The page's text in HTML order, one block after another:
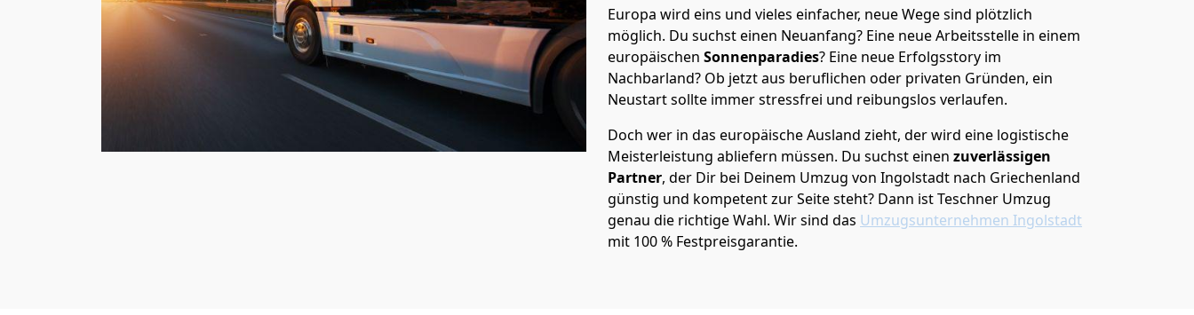
Europa wird eins und vieles einfacher, neue Wege sind plötzlich
möglich. Du suchst einen Neuanfang? Eine neue Arbeitsstelle in einem
europäischen Sonnenparadies? Eine neue Erfolgsstory im
Nachbarland? Ob jetzt aus beruflichen oder privaten Gründen, ein
Neustart sollte immer stressfrei und reibungslos verlaufen.
Doch wer in das europäische Ausland zieht, der wird eine logistische
Meisterleistung abliefern müssen. Du suchst einen zuverlässigen
Partner, der Dir bei Deinem Umzug von Ingolstadt nach Griechenland
günstig und kompetent zur Seite steht? Dann istTeschner Umzug
genau die richtige Wahl. Wir sind das Umzugsunternehmen Ingolstadt
mit 100 % Festpreisgarantie.